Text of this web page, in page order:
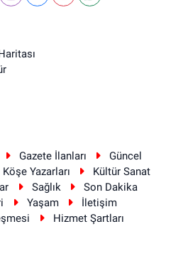
Gazete İlanları
Güncel
Köşe Yazarları
Kültür Sanat
Sağlık
Son Dakika
Yaşam
İletişim
Hizmet Şartları